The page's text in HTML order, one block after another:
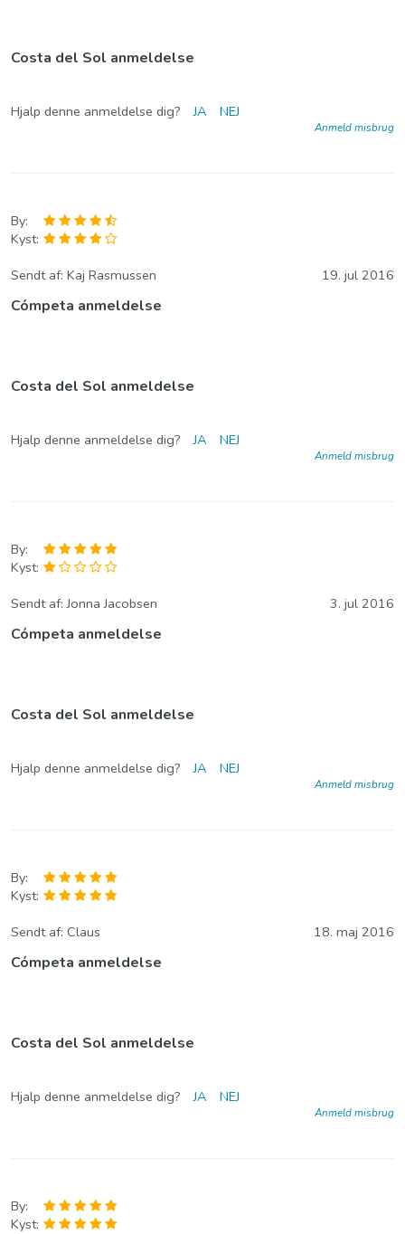
Costa del Sol anmeldelse
Hjalp denne anmeldelse dig? JA NEJ
Anmeld misbrug
By:
Kyst:
Sendt af: Kaj Rasmussen 19. jul 2016
Cómpeta anmeldelse
Costa del Sol anmeldelse
Hjalp denne anmeldelse dig? JA NEJ
Anmeld misbrug
By:
Kyst:
Sendt af:Jonna Jacobsen 3. jul 2016
Cómpeta anmeldelse
Costa del Sol anmeldelse
Hjalp denne anmeldelse dig? JA NEJ
Anmeld misbrug
By:
Kyst:
Sendt af: Claus 18. maj 2016
Cómpeta anmeldelse
Costa del Sol anmeldelse
Hjalp denne anmeldelse dig? JA NEJ
Anmeld misbrug
By:
Kyst: